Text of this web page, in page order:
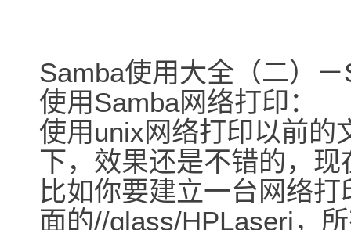
Samba使用大全（二）
使用Samba网络打印：
使用unix网络打印以前的
下，效果还是不错的，
比如你要建立一台网络
面的//glass/HPLaserj，